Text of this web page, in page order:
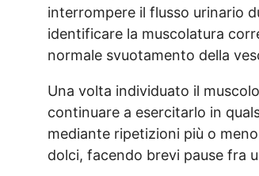
interrompere il flusso urinario
identificare la muscolatura
normale svuotamento della
Una volta individuato il
continuare a esercitarlo in
mediante ripetizioni più o
dolci, facendo brevi pause fra